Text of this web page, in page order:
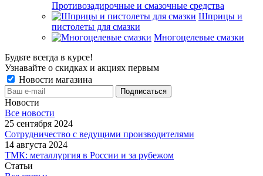
Противозадирочные и смазочные средства
Шприцы и
пистолеты для смазки
Многоцелевые смазки
Будьте всегда в курсе!
Узнавайте о скидках и акциях первым
Новости магазина
Новости
Все новости
25 сентября 2024
Сотрудничество с ведущими производителями
14 августа 2024
ТМК: металлургия в России и за рубежом
Статьи